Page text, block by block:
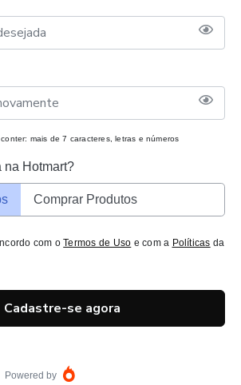
mais de 7 caracteres, letras e números
na Hotmart?
Comprar Produtos
com oTermos de Uso e com a Políticas da
Cadastre-se agora
Powered by